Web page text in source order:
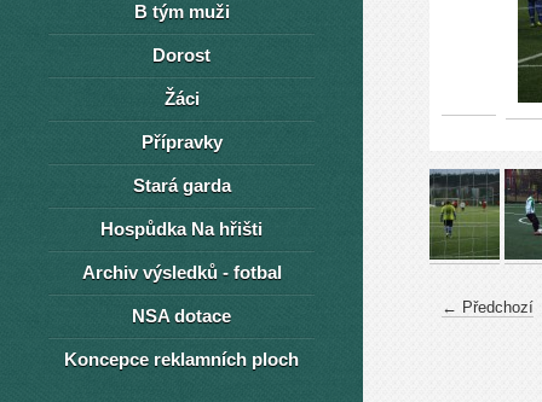
← Předchozí
B tým muži
Dorost
Žáci
Přípravky
Stará garda
Hospůdka Na hřišti
Archiv výsledků - fotbal
NSA dotace
Koncepce reklamních ploch